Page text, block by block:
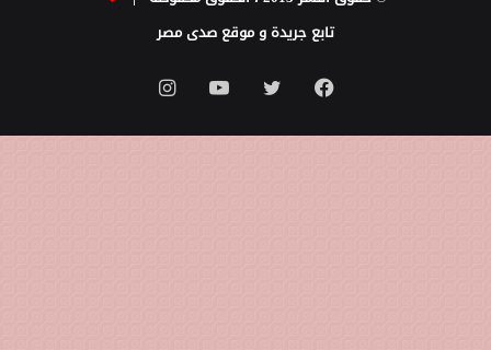
تابع جريدة و موقع صدى مصر
فيسبوك تويتر يوتيوبانستقرام